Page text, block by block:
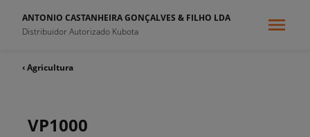
ANTONIO CASTANHEIRA GONÇALVES & FILHO LDA
Distribuidor Autorizado Kubota
‹ Agricultura
VP1000